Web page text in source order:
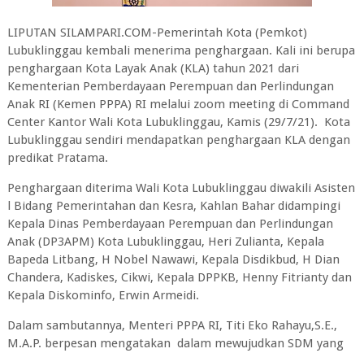
LIPUTAN SILAMPARI.COM-Pemerintah Kota (Pemkot)
Lubuklinggau kembali menerima penghargaan. Kali ini berupa
penghargaan Kota Layak Anak (KLA) tahun 2021 dari
Kementerian Pemberdayaan Perempuan dan Perlindungan
Anak RI (Kemen PPPA) RI melalui zoom meeting di Command
Center Kantor Wali Kota Lubuklinggau, Kamis (29/7/21). Kota
Lubuklinggau sendiri mendapatkan penghargaan KLA dengan
predikat Pratama.
Penghargaan diterima Wali Kota Lubuklinggau diwakili Asisten
l Bidang Pemerintahan dan Kesra, Kahlan Bahar didampingi
Kepala Dinas Pemberdayaan Perempuan dan Perlindungan
Anak (DP3APM) Kota Lubuklinggau, Heri Zulianta, Kepala
Bapeda Litbang, H Nobel Nawawi, Kepala Disdikbud, H Dian
Chandera, Kadiskes, Cikwi, Kepala DPPKB, Henny Fitrianty dan
Kepala Diskominfo, Erwin Armeidi.
Dalam sambutannya, Menteri PPPA RI, Titi Eko Rahayu,S.E.,
M.A.P. berpesan mengatakan dalam mewujudkan SDM yang